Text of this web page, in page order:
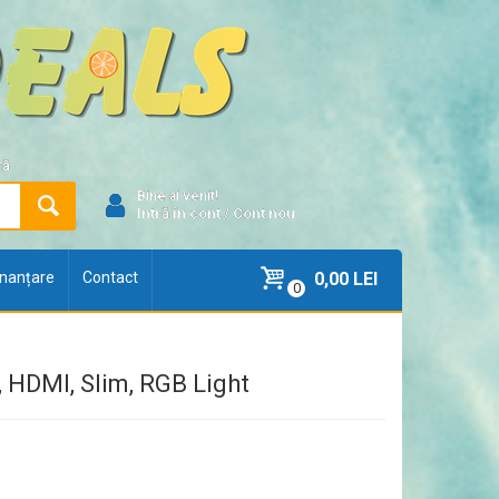
Bine ai venit!
Intră în cont / Cont nou
Contact
0 0,00 LEI
Slim, RGB Light